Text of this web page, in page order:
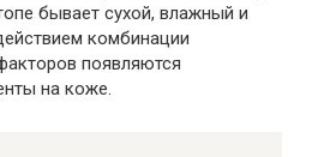
бывает сухой, влажный и
комбинации
появляются
на коже.